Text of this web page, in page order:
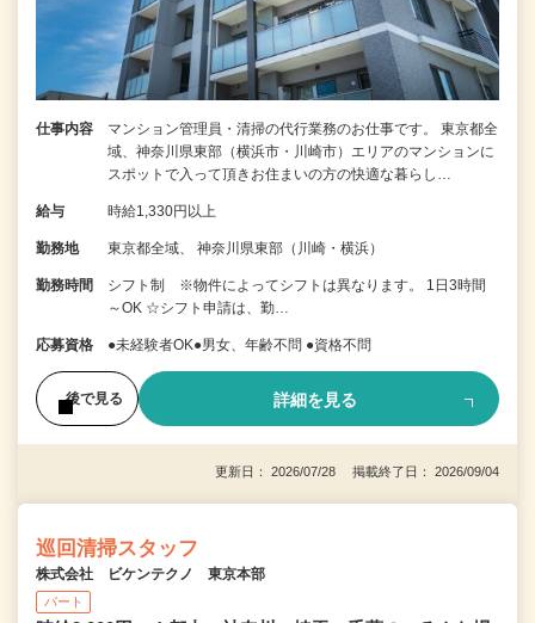
仕事内容
マンション管理員・清掃の代行業務のお仕事です。 東京都全
域、神奈川県東部（横浜市・川崎市）エリアのマンションに
スポットで入って頂きお住まいの方の快適な暮らし…
給与 時給1,330円以上
勤務地 東京都全域、 神奈川県東部（川崎・横浜）
勤務時間
シフト制 ※物件によってシフトは異なります。 1日3時間
～OK ☆シフト申請は、勤…
応募資格 ●未経験者OK●男女、年齢不問 ●資格不問
後で見る 詳細を見る
更新日： 2026/07/28 掲載終了日： 2026/09/04
巡回清掃スタッフ
株式会社 ビケンテクノ 東京本部
パート